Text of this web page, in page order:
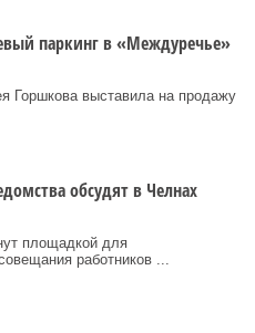
паркинг в «Междуречье»
Горшкова выставила на продажу
обсудят в Челнах
площадкой для
работников ...